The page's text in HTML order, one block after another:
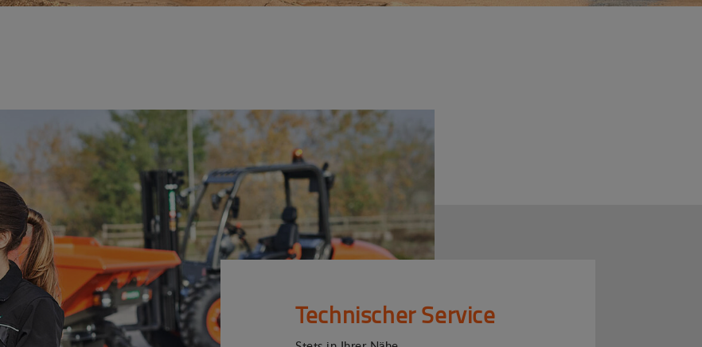
Technischer Service